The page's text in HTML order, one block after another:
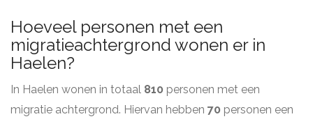
Hoeveel personen met een
migratieachtergrond wonen er in
Haelen?
In Haelen wonen in totaal 810 personen met een
migratie achtergrond. Hiervan hebben 70 personen een